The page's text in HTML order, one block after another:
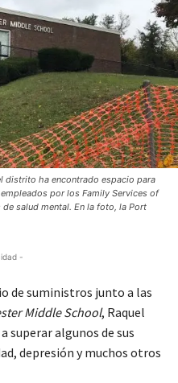
distrito ha encontrado espacio para
por los Family Services of
salud mental. En la foto, la Port
-
de suministros junto a las
Middle School, Raquel
superar algunos de sus
depresión y muchos otros